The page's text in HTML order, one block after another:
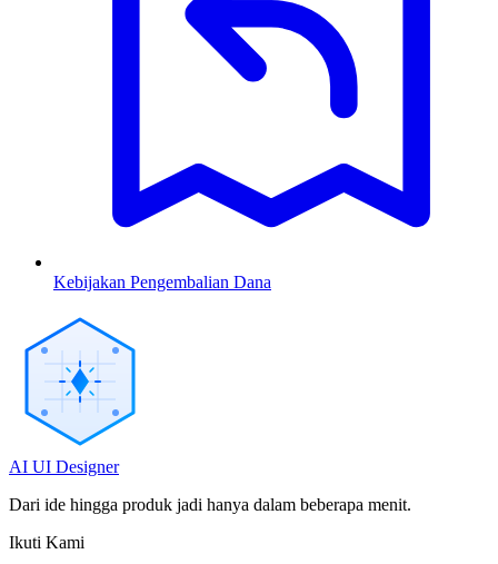
Kebijakan Pengembalian Dana
AI UI Designer
Dari ide hingga produk jadi hanya dalam beberapa menit.
Ikuti Kami